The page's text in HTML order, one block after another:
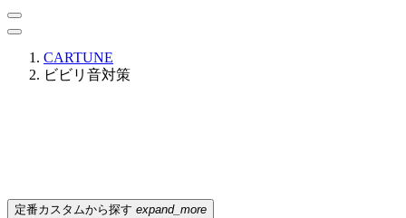
CARTUNE
ビビリ音対策
定番カスタムから探す expand_more